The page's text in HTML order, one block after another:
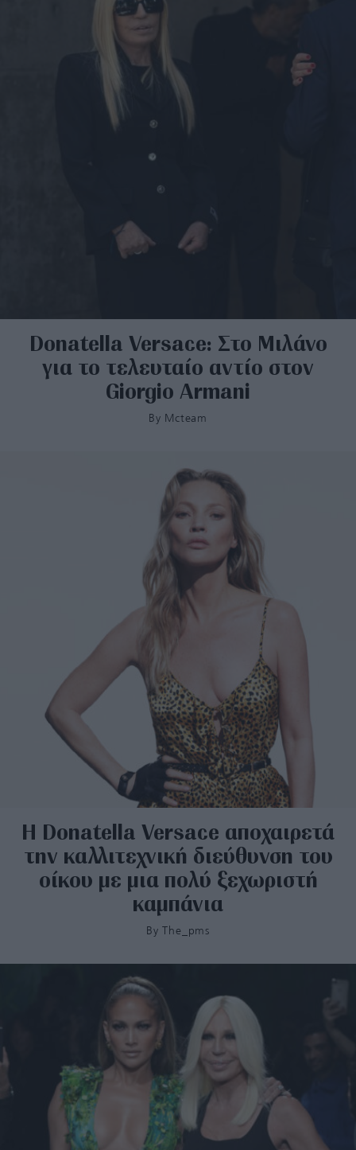
Donatella Versace: Στο Μιλάνο
για το τελευταίο αντίο στον
Giorgio Armani
By Mcteam
Η Donatella Versace αποχαιρετά
την καλλιτεχνική διεύθυνση του
οίκου με μια πολύ ξεχωριστή
καμπάνια
ByThe_pms